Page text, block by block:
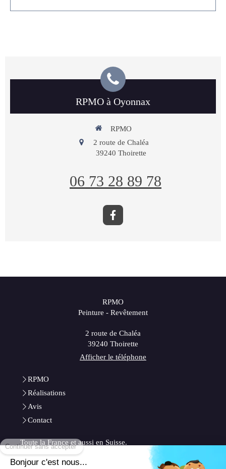
RPMO à Oyonnax
RPMO
2 route de Chaléa
39240 Thoirette
06 73 28 89 78
RPMO
Peinture - Revêtement
2 route de Chaléa
39240 Thoirette
Afficher le téléphone
RPMO
Réalisations
Avis
Contact
Toute la France et aussi en Suisse.
Plan du site
Bonjour c'est nous...